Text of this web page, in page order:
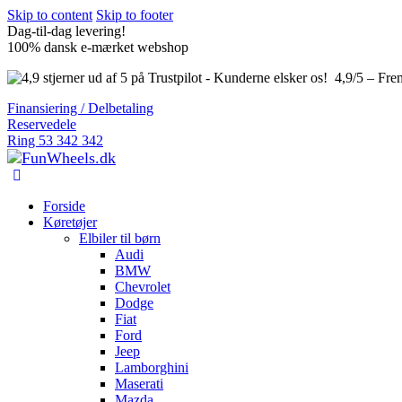
Skip to content Skip to footer
Dag-til-dag levering!
100% dansk e-mærket webshop
4,9/5 –
Finansiering / Delbetaling
Reservedele
Ring 53 342 342
Forside
Køretøjer
Elbiler til børn
Audi
BMW
Chevrolet
Dodge
Fiat
Ford
Jeep
Lamborghini
Maserati